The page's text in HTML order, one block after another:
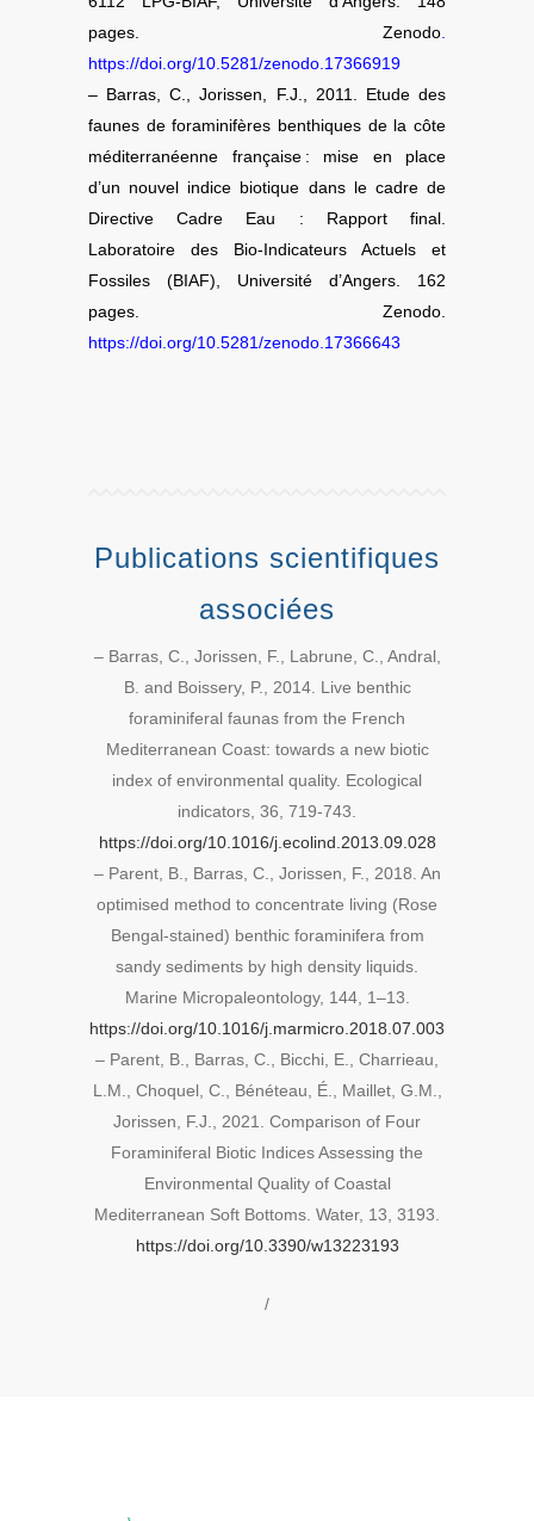
pages. Zenodo
https://doi.org/10.5281/zenodo.17366919
– Barras, C., Jorissen, F.J., 2011. Etude des
faunes de foraminifères benthiques de la côte
méditerranéenne française : mise en place
d’un nouvel indice biotique dans le cadre de
Directive Cadre Eau : Rapport final.
Laboratoire des Bio-Indicateurs Actuels et
Fossiles (BIAF), Université d’Angers. 162
pages. Zenodo.
https://doi.org/10.5281/zenodo.17366643
Publications scientifiques
associées
– Barras, C., Jorissen, F., Labrune, C., Andral,
B. and Boissery, P., 2014. Live benthic
foraminiferal faunas from the French
Mediterranean Coast: towards a new biotic
index of environmental quality. Ecological
indicators, 36, 719-743.
https://doi.org/10.1016/j.ecolind.2013.09.028
– Parent, B., Barras, C., Jorissen, F., 2018. An
optimised method to concentrate living (Rose
Bengal-stained) benthic foraminifera from
sandy sediments by high density liquids.
Marine Micropaleontology, 144, 1–13.
https://doi.org/10.1016/j.marmicro.2018.07.003
– Parent, B., Barras, C., Bicchi, E., Charrieau,
L.M., Choquel, C., Bénéteau, É., Maillet, G.M.,
Jorissen, F.J., 2021. Comparison of Four
Foraminiferal Biotic Indices Assessing the
Environmental Quality of Coastal
Mediterranean Soft Bottoms. Water, 13, 3193.
https://doi.org/10.3390/w13223193
/